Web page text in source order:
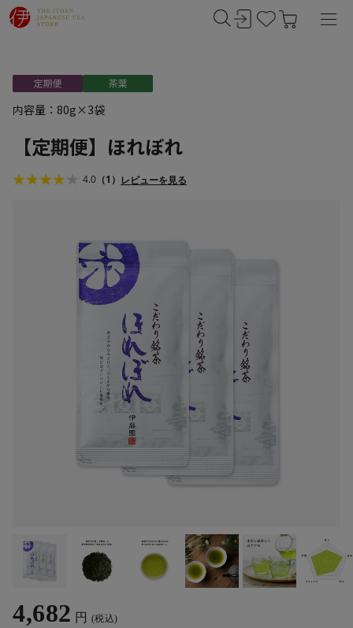
内容量：80g×3袋
【定期便】ほれぼれ
4.0 （1） レビューを見る
4,682 円 (税込)